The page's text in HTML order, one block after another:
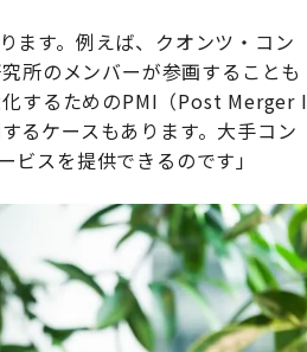
ます。例えば、クオンツ・コン
所のメンバーが参画することも
するためのPMI（Post Merger I
るケースもあります。大手コン
スを提供できるのです」